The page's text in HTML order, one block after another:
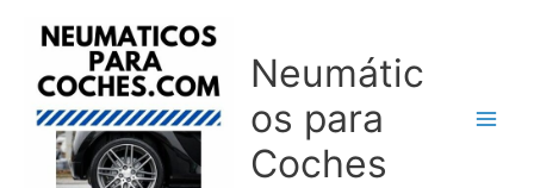
Neumátic
os para
Coches